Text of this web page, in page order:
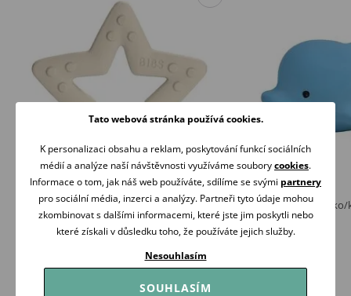
BIBS Baby Bitie kousátko Star Ivory
249 Kč
Skladem
Koupit
Tikiri Ocean
gumy DELFÍN
369 Kč
Tato webová stránka používá cookies.
K personalizaci obsahu a reklam, poskytování funkcí sociálních
médií a analýze naší návštěvnosti využíváme souborycookies.
Informace o tom, jak náš web používáte, sdílíme se svými partnery
pro sociální média, inzerci a analýzy. Partneři tyto údaje mohou
zkombinovat s dalšími informacemi, které jste jim poskytli nebo
které získali v důsledku toho, že používáte jejich služby.
Nesouhlasím
SOUHLASÍM